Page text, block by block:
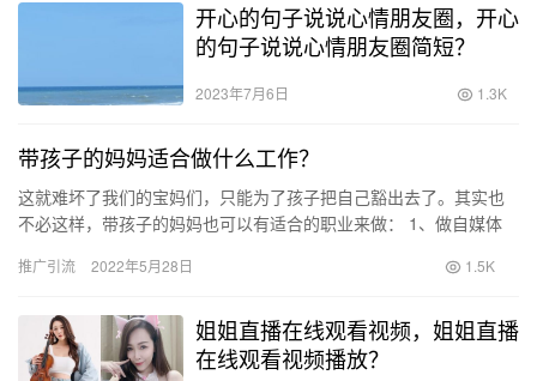
开心的句子说说心情朋友圈，开心
的句子说说心情朋友圈简短？
2023年7月6日 1.3K
带孩子的妈妈适合做什么工作？
这就难坏了我们的宝妈们，只能为了孩子把自己豁出去了。其实也
不必这样，带孩子的妈妈也可以有适合的职业来做： 1、做自媒体
育、…
推广引流 2022年5月28日 1.5K
姐姐直播在线观看视频，姐姐直播
在线观看视频播放？